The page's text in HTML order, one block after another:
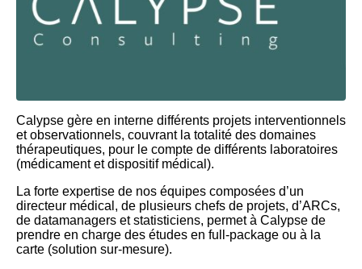
Calypse gère en interne différents projets interventionnels
et observationnels, couvrant la totalité des domaines
thérapeutiques, pour le compte de différents laboratoires
(médicament et dispositif médical).
La forte expertise de nos équipes composées d’un
directeur médical, de plusieurs chefs de projets, d’ARCs,
de datamanagers et statisticiens, permet à Calypse de
prendre en charge des études en full-package ou à la
carte (solution sur-mesure).